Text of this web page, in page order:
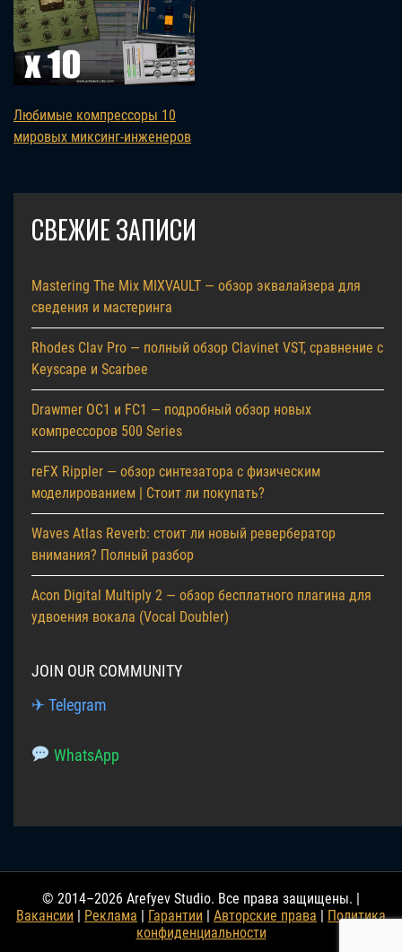
Любимые компрессоры 10
мировых миксинг-инженеров
СВЕЖИЕ ЗАПИСИ
Mastering The Mix MIXVAULT — обзор эквалайзера для
сведения и мастеринга
Rhodes Clav Pro — полный обзор Clavinet VST, сравнение с
Keyscape и Scarbee
Drawmer OC1 и FC1 — подробный обзор новых
компрессоров 500 Series
reFX Rippler — обзор синтезатора с физическим
моделированием | Стоит ли покупать?
Waves Atlas Reverb: стоит ли новый ревербератор
внимания? Полный разбор
Acon Digital Multiply 2 — обзор бесплатного плагина для
удвоения вокала (Vocal Doubler)
JOIN OUR COMMUNITY
✈ Telegram
WhatsApp
© 2014–2026 Arefyev Studio. Все права защищены. |
Вакансии | Реклама | Гарантии | Авторские права | Политика
конфиденциальности